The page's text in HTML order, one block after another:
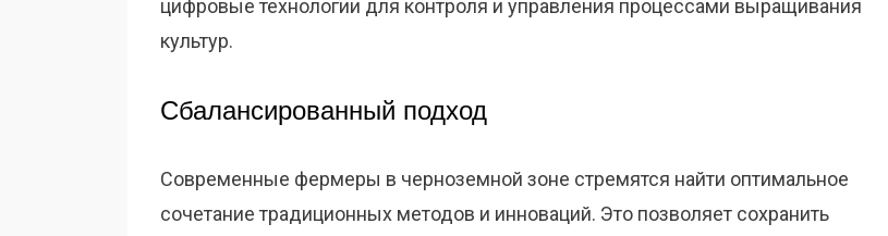
цифровые технологии для контроля и управления процессами выращивания
культур.
Сбалансированный подход
Современные фермеры в черноземной зоне стремятся найти оптимальное
сочетание традиционных методов и инноваций. Это позволяет сохранить